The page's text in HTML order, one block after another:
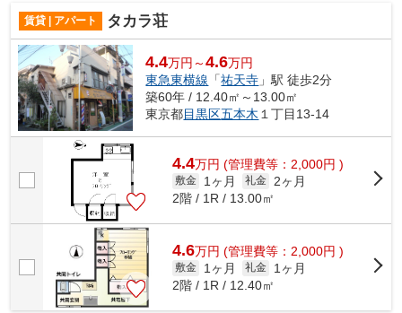
賃貸 | アパート タカラ荘
4.4万円～4.6万円
東急東横線 「祐天寺 」駅 徒歩2分
築60年 / 12.40㎡～13.00㎡
東京都目黒区五本木 １丁目13-14
4.4万円 (管理費等：2,000円 )
敷金 1ヶ月 礼金
2ヶ月
2階 / 1R / 13.00㎡
4.6万円 (管理費等：2,000円 )
敷金 1ヶ月 礼金
1ヶ月
2階 / 1R / 12.40㎡